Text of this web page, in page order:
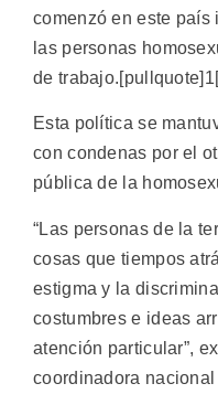
comenzó en este
las personas
de
Esta política se
con condenas por el
pública de la
“Las personas de la
cosas que tiempos
estigma y la
costumbres e ideas
atención particular”,
coordinadora